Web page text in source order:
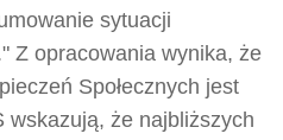
sytuacji
Z opracowania wynika, że
Społecznych jest
wskazują, że najbliższych